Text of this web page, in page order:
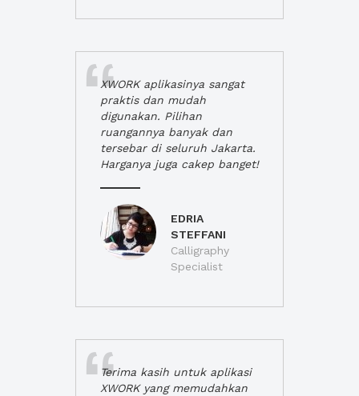
XWORK aplikasinya sangat
praktis dan mudah
digunakan. Pilihan
ruangannya banyak dan
tersebar di seluruh Jakarta.
Harganya juga cakep banget!
EDRIA
STEFFANI
Calligraphy
Specialist
Terima kasih untuk aplikasi
XWORK yang memudahkan